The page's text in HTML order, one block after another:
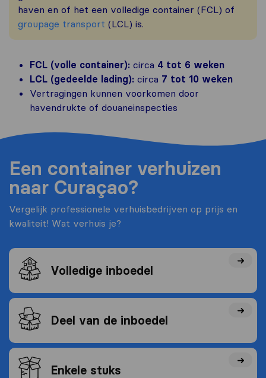
haven en of het een volledige container (FCL) of
groupage transport (LCL) is.
FCL (volle container): circa 4 tot 6 weken
LCL (gedeelde lading): circa 7 tot 10 weken
Vertragingen kunnen voorkomen door
havendrukte of douaneinspecties
Een container verhuizen
naar Curaçao?
Vergelijk professionele verhuisbedrijven op prijs en
kwaliteit! Wat verhuis je?
Volledige inboedel
Deel van de inboedel
Enkele stuks